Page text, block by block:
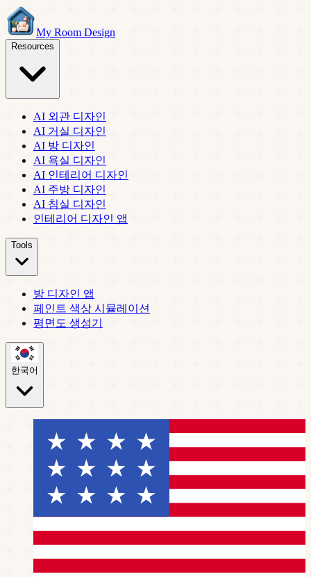
My Room Design
Resources
AI 외관 디자인
AI 거실 디자인
AI 방 디자인
AI 욕실 디자인
AI 인테리어 디자인
AI 주방 디자인
AI 침실 디자인
인테리어 디자인 앱
Tools
방 디자인 앱
페인트 색상 시뮬레이션
평면도 생성기
한국어